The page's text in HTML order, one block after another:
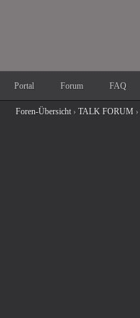
Portal Forum FAQ
Foren-Übersicht › TALK FORUM ›